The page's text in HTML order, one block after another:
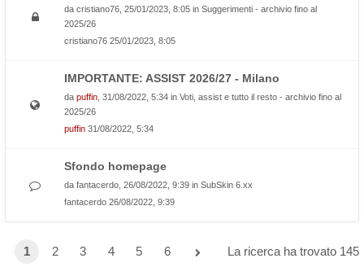
da cristiano76 , 25/01/2023, 8:05 in Suggerimenti - archivio fino al
2025/26
cristiano76 25/01/2023, 8:05
IMPORTANTE: ASSIST 2026/27 - Milano
da puffin , 31/08/2022, 5:34 in Voti, assist e tutto il resto - archivio fino al
2025/26
puffin 31/08/2022, 5:34
Sfondo homepage
da fantacerdo , 26/08/2022, 9:39 in SubSkin 6.xx
fantacerdo 26/08/2022, 9:39
1 2 3 4 5 6 La ricerca ha trovato 145